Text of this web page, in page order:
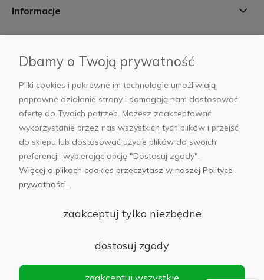
Informacje
AB Foto
sklep@abfoto.pl
+48 797 971 275
© 2025 Wszelkie prawa zastrzeżone. Serwis własnością:
Sp. z o.o.
Siedziba: 02-486 WARSZAWA, Al. Jerozolimskie 176, NIP
Dbamy o Twoją prywatność
Pliki cookies i pokrewne im technologie umożliwiają
poprawne działanie strony i pomagają nam dostosować
ofertę do Twoich potrzeb. Możesz zaakceptować
wykorzystanie przez nas wszystkich tych plików i przejść
do sklepu lub dostosować użycie plików do swoich
preferencji, wybierając opcję "Dostosuj zgody".
Więcej o plikach cookies przeczytasz w naszej Polityce
prywatności.
zaakceptuj tylko niezbędne
dostosuj zgody
zaakceptuj wszystkie